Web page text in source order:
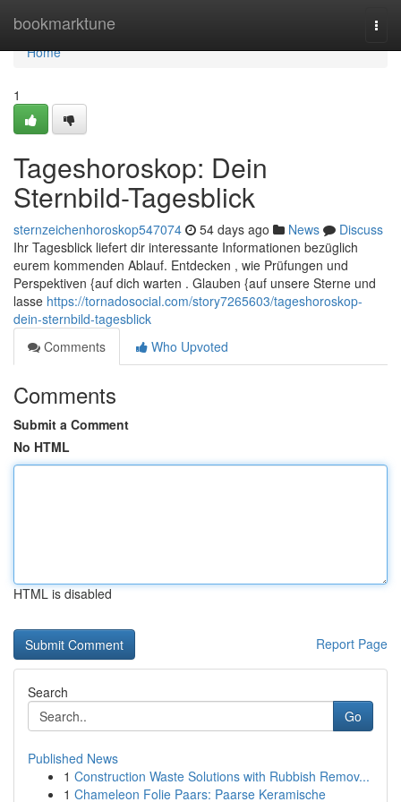
bookmarktune
Home
Home
1
Tageshoroskop: Dein
Sternbild-Tagesblick
sternzeichenhoroskop547074 54 days ago News
Discuss
Ihr Tagesblick liefert dir interessante Informationen bezüglich
eurem kommenden Ablauf. Entdecken , wie Prüfungen und
Perspektiven {auf dich warten . Glauben {auf unsere Sterne und
lasse https://tornadosocial.com/story7265603/tageshoroskop-
dein-sternbild-tagesblick
Comments
Who Upvoted
Comments
Submit a Comment
No HTML
HTML is disabled
Report Page
Search
Go
Published News
1 Construction Waste Solutions with Rubbish Remov...
1 Chameleon Folie Paars: Paarse Keramische